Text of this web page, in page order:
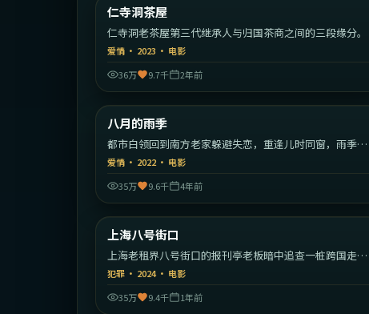
热门
仁寺洞茶屋
仁寺洞老茶屋第三代继承人与归国茶商之间的三段缘分。
爱情· 2023 · 电影
36万
9.7千 2年前
热门
2:18:47
八月的雨季
都市白领回到南方老家躲避失恋，重逢儿时同窗，雨季里
慢慢治愈彼此。
爱情· 2022· 电影
35万
9.6千 4年前
热门
1:56:35
上海八号街口
上海老租界八号街口的报刊亭老板暗中追查一桩跨国走私
案。
犯罪· 2024· 电影
35万
9.4千 1年前